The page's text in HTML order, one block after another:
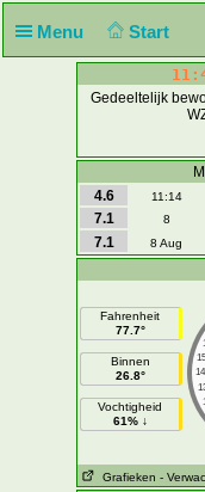
Menu Start
Gedeeltelijk
4.6
11:14
7.1
8
7.1
8 Aug
Fahrenheit
77.7°
Binnen
26.8°
Vochtigheid
61% ↓
15
14
Grafieken -